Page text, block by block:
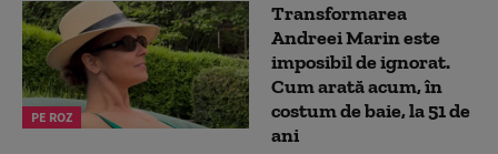
PE ROZ
Transformarea
Andreei Marin este
imposibil de ignorat.
Cum arată acum, în
costum de baie, la 51 de
ani